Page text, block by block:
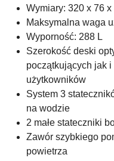
Wymiary: 320 x 76 x
Maksymalna waga
Wyporność: 288 L
Szerokość deski
początkujących jak
użytkowników
System 3
na wodzie
2 małe stateczniki
Zawór szybkiego
powietrza